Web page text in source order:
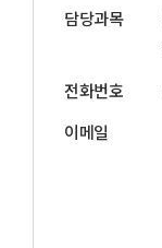
담당과목
전화번호
이메일